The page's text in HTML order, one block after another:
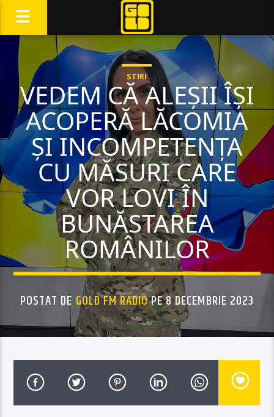
STIRI
VEDEM CĂ ALEȘII ÎȘI
ACOPERĂ LĂCOMIA
ȘI INCOMPETENȚA
CU MĂSURI CARE
VOR LOVI ÎN
BUNĂSTAREA
ROMÂNILOR
POSTAT DE GOLD FM RADIOPE 8 DECEMBRIE 2023